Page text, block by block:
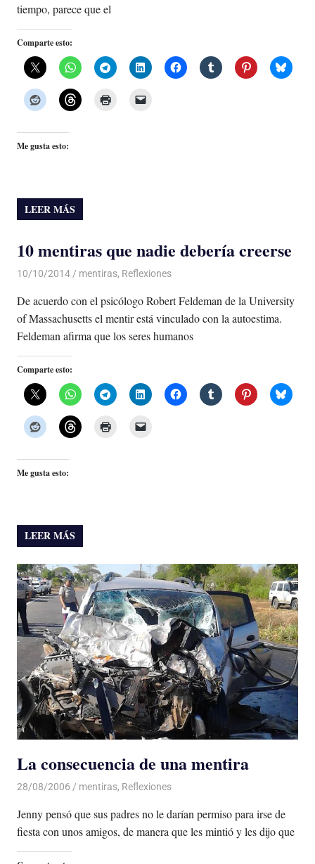
tiempo, parece que el
Comparte esto:
Me gusta esto:
LEER MÁS
10 mentiras que nadie debería creerse
10/10/2014 Luis Castellanos
mentiras, Reflexiones
De acuerdo con el psicólogo Robert Feldeman de la University
of Massachusetts el mentir está vinculado con la autoestima.
Feldeman afirma que los seres humanos
Comparte esto:
Me gusta esto:
LEER MÁS
La consecuencia de una mentira
28/08/2006 De todo un Poco
mentiras, Reflexiones
Jenny pensó que sus padres no le darían permiso para irse de
fiesta con unos amigos, de manera que les mintió y les dijo que